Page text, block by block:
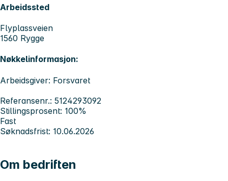
Arbeidssted
Flyplassveien
1560 Rygge
Nøkkelinformasjon:
Arbeidsgiver: Forsvaret
Referansenr.: 5124293092
Stillingsprosent: 100%
Fast
Søknadsfrist: 10.06.2026
Om bedriften